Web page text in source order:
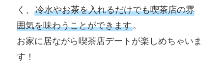
く、冷水やお茶を入れるだけでも喫茶店の雰
囲気を味わうことができます。
お家に居ながら喫茶店デートが楽しめちゃいま
す！